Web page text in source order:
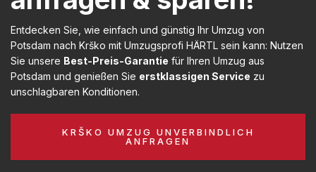
Entdecken Sie, wie einfach und günstig Ihr Umzug von
Potsdam nach Krško mit Umzugsprofi HÄRTL sein kann: Nutzen
Sie unsere Best-Preis-Garantie für Ihren Umzug aus
Potsdam und genießen Sie erstklassigen Service zu
unschlagbaren Konditionen.
KRŠKO UMZUG UNVERBINDLICH
ANFRAGEN